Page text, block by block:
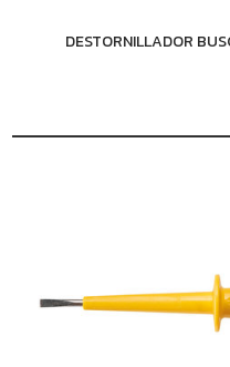
DESTORNILLADOR